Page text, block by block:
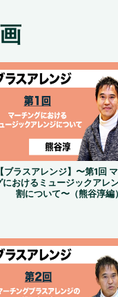
【ブラスアレンジ】〜第1回
におけるミュージックアレ
割について〜（熊谷淳編）